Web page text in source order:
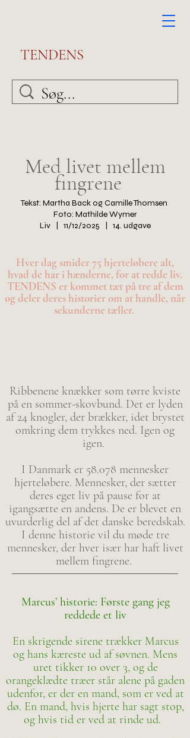
TENDENS
Med livet mellem
fingrene
Tekst: Martha Back og Camille Thomsen
Foto: Mathilde Wymer
Liv | 11/12/2025 | 14. udgave
Hver dag smider 75 hjerteløbere alt,
hvad de har i hænderne, for at redde liv.
TENDENS er kommet tæt på tre af dem
og deler deres historier om at handle, når
sekunderne tæller.
Ribbenene knækker som tørre kviste
på en sommer-skovbund. Det er lyden
af 24 knogler, der brækker, idet brystet
omkring dem trykkes ned. Igen og
igen.
I Danmark er 58.078 mennesker
hjerteløbere. Mennesker, der sætter
deres eget liv på pause for at
igangsætte en andens. De er blevet en
uvurderlig del af det danske beredskab.
I denne historie vil du møde tre
mennesker, der hver især har haft livet
mellem fingrene.
Marcus’ historie: Første gang jeg
reddede et liv
En skrigende sirene trækker Marcus
og hans kæreste ud af søvnen. Mens
uret tikker 10 over 3, og de
orangeklædte træer står alene på gaden
udenfor, er der en mand, som er ved at
dø. En mand, hvis hjerte har sagt stop,
og hvis tid er ved at rinde ud.